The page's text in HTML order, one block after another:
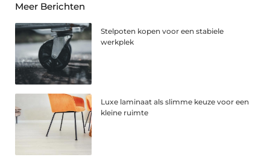
Meer Berichten
Stelpoten kopen voor een stabiele
werkplek
Luxe laminaat als slimme keuze voor een
kleine ruimte